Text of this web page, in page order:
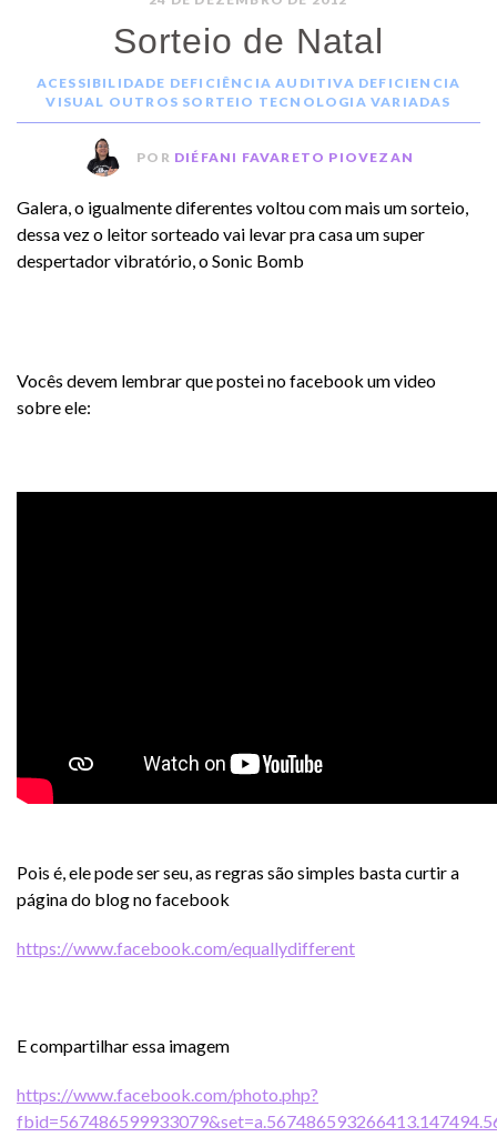
Sorteio de Natal
ACESSIBILIDADE DEFICIÊNCIA AUDITIVA DEFICIENCIA
VISUAL OUTROS SORTEIO TECNOLOGIA VARIADAS
POR DIÉFANI FAVARETO PIOVEZAN
Galera, o igualmente diferentes voltou com mais um sorteio,
dessa vez o leitor sorteado vai levar pra casa um super
despertador vibratório, o Sonic Bomb
Vocês devem lembrar que postei no facebook um video
sobre ele:
Pois é, ele pode ser seu, as regras são simples basta curtir a
página do blog no facebook
https://www.facebook.com/equallydifferent
E compartilhar essa imagem
https://www.facebook.com/photo.php?